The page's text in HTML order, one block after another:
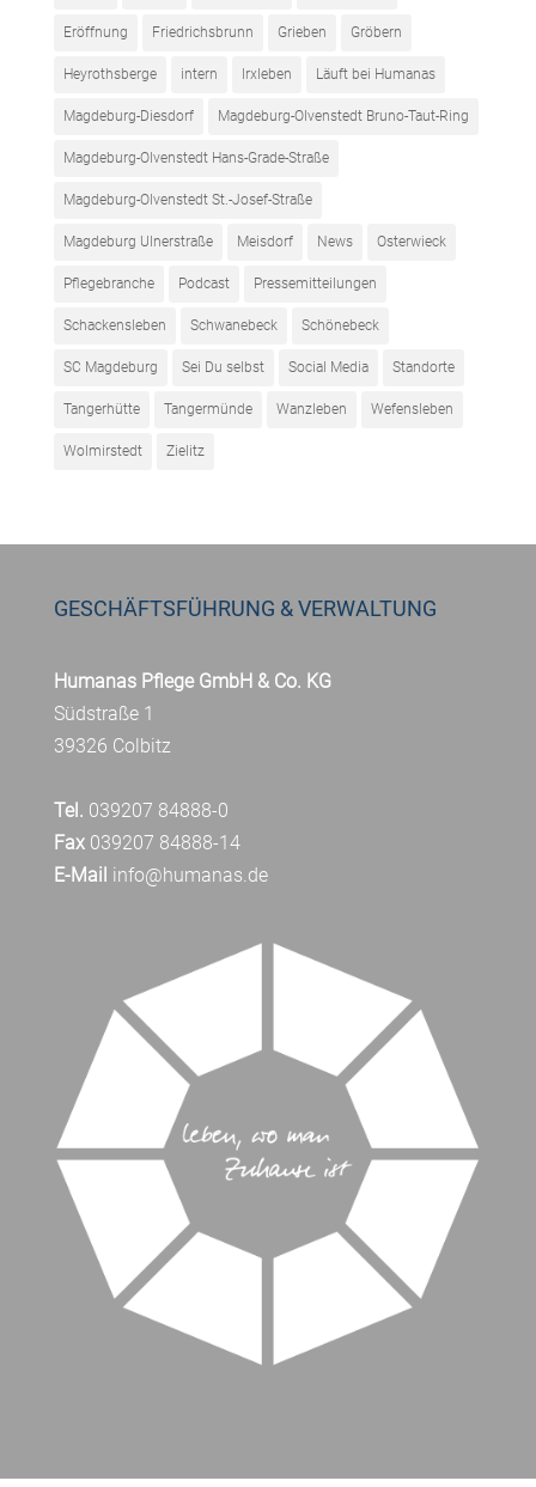
Eröffnung Friedrichsbrunn Grieben Gröbern
Heyrothsberge intern Irxleben Läuft bei Humanas
Magdeburg-Diesdorf Magdeburg-Olvenstedt Bruno-Taut-Ring
Magdeburg-Olvenstedt Hans-Grade-Straße
Magdeburg-Olvenstedt St.-Josef-Straße
Magdeburg Ulnerstraße Meisdorf News Osterwieck
Pflegebranche Podcast Pressemitteilungen
Schackensleben Schwanebeck Schönebeck
SC Magdeburg Sei Du selbst Social Media Standorte
Tangerhütte Tangermünde Wanzleben Wefensleben
Wolmirstedt Zielitz
GESCHÄFTSFÜHRUNG & VERWALTUNG
Humanas Pflege GmbH & Co. KG
Südstraße 1
39326 Colbitz
Tel. 039207 84888-0
Fax039207 84888-14
E-Mail info@humanas.de